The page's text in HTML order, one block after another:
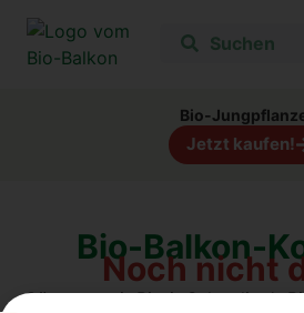
Bio-
Jetzt kaufen!
Bio-Balkon-
Noch nicht
Gärtnere mit Birgit Schattling’s